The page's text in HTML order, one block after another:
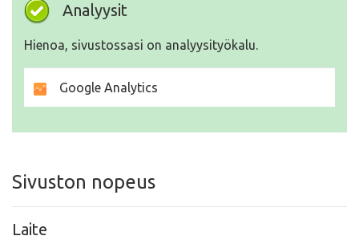
Analyysit
Hienoa, sivustossasi on analyysityökalu.
Google Analytics
Sivuston nopeus
Laite